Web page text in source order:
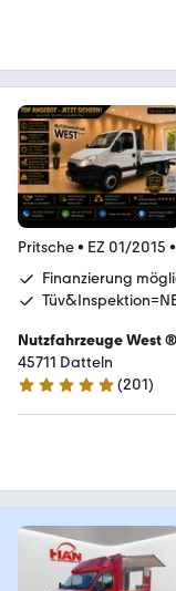
Pritsche• EZ 01/2015 •
Finanzierung
Nutzfahrzeuge West
45711 Datteln
4.9 Sterne
(201)